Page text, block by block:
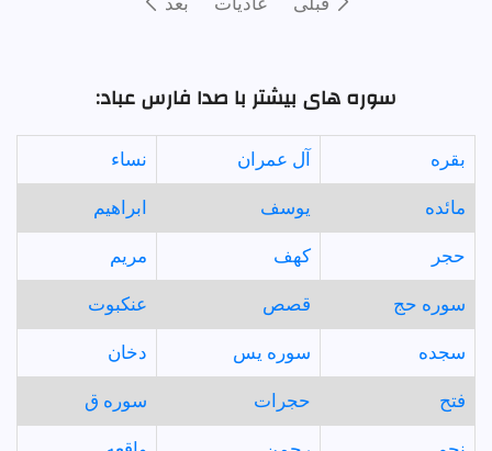
سوره های بیشتر با صدا فارس عباد:
بقره آل عمران نساء
مائده يوسف ابراهيم
حجر كهف مريم
سوره حج قصص عنكبوت
سجده سوره يس دخان
فتح حجرات سوره ق